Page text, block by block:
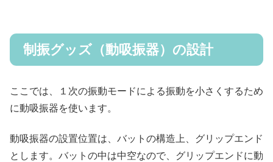
制振グッズ（動吸振器）の設計
ここでは、１次の振動モードによる振動を小さくするため
に動吸振器を使います。
動吸振器の設置位置は、バットの構造上、グリップエンド
とします。バットの中は中空なので、グリップエンドに動